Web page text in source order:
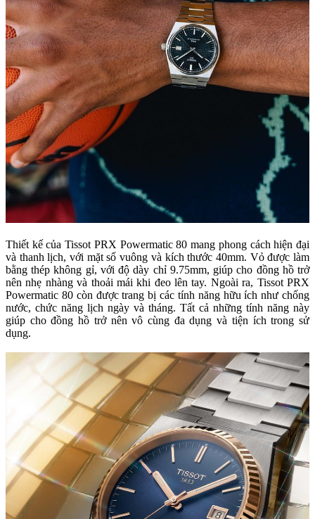
Thiết kế của Tissot PRX Powermatic 80 mang phong cách hiện đại
và thanh lịch, với mặt số vuông và kích thước 40mm. Vỏ được làm
bằng thép không gỉ, với độ dày chỉ 9.75mm, giúp cho đồng hồ trở
nên nhẹ nhàng và thoải mái khi đeo lên tay. Ngoài ra, Tissot PRX
Powermatic 80 còn được trang bị các tính năng hữu ích như chống
nước, chức năng lịch ngày và tháng. Tất cả những tính năng này
giúp cho đồng hồ trở nên vô cùng đa dụng và tiện ích trong sử
dụng.